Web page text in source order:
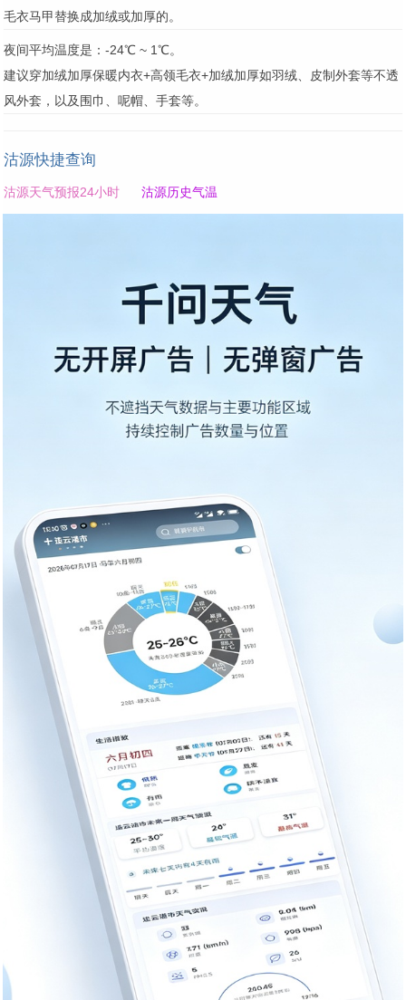
毛衣马甲替换成加绒或加厚的。
夜间平均温度是：-24℃ ~ 1℃。
建议穿加绒加厚保暖内衣+高领毛衣+加绒加厚如羽绒、皮制外套等不透
风外套，以及围巾、呢帽、手套等。
沽源快捷查询
沽源天气预报24小时 沽源历史气温